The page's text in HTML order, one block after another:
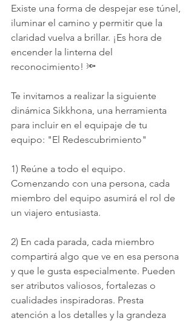
Existe una forma de despejar ese túnel,
iluminar el camino y permitir que la
claridad vuelva a brillar. ¡Es hora de
encender la linterna del
reconocimiento! 🔦
Te invitamos a realizar la siguiente
dinámica Sikkhona, una herramienta
para incluir en el equipaje de tu
equipo: "El Redescubrimiento"
1) Reúne a todo el equipo.
Comenzando con una persona, cada
miembro del equipo asumirá el rol de
un viajero entusiasta.
2) En cada parada, cada miembro
compartirá algo que ve en esa persona
y que le gusta especialmente. Pueden
ser atributos valiosos, fortalezas o
cualidades inspiradoras. Presta
atención a los detalles y la grandeza